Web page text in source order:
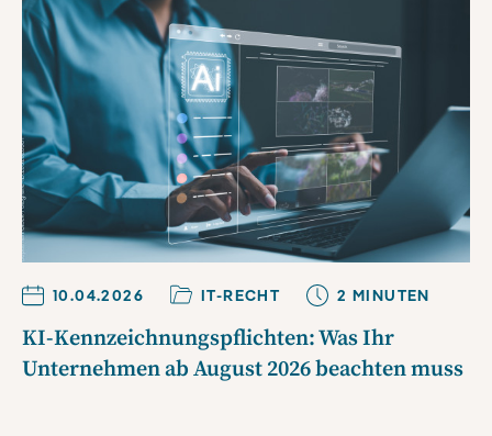
10.04.2026 IT-RECHT 2 MINUTEN
KI-Kennzeichnungspflichten: Was Ihr
Unternehmen ab August 2026 beachten muss